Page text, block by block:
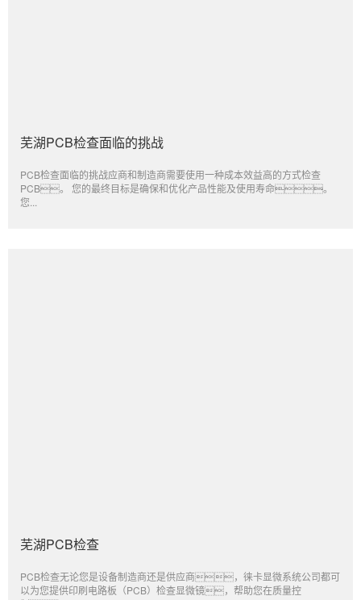
芜湖PCB检查面临的挑战
PCB检查面临的挑战应商和制造商需要使用一种成本效益高的方式检查
PCB。 您的最终目标是确保和优化产品性能及使用寿命。
您...
芜湖PCB检查
PCB检查无论您是设备制造商还是供应商，徕卡显微系统公司都可
以为您提供印刷电路板（PCB）检查显微镜，帮助您在质量控